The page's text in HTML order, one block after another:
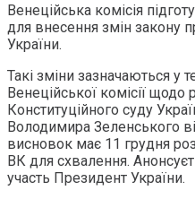
Венеційська комісія
для внесення змін закону
України.
Такі зміни зазначаються у
Венеційської комісії
Конституційного суду
Володимира Зеленського
висновок має 11 грудня
ВК для схвалення.
участь Президент України.